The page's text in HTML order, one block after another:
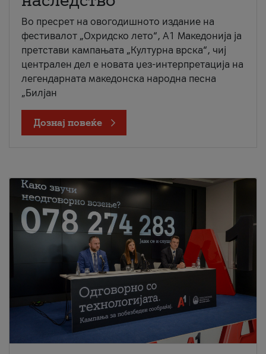
Во пресрет на овогодишното издание на
фестивалот „Охридско лето“, А1 Македонија ја
претстави кампањата „Културна врска“, чиј
централен дел е новата џез-интерпретација на
легендарната македонска народна песна
„Билјан
Дознај повеќе